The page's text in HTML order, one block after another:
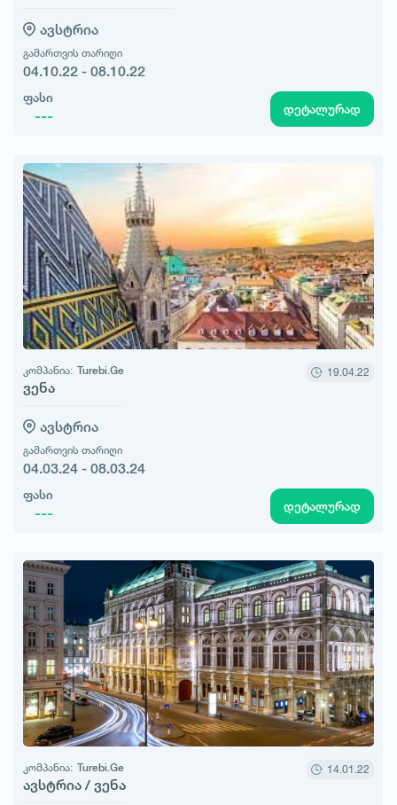
ავსტრია
გამართვის თარიღი
04.10.22 - 08.10.22
ფასი
--- დეტალურად
კომპანია: Turebi.Ge
ვენა
19.04.22
ავსტრია
გამართვის თარიღი
04.03.24 - 08.03.24
ფასი
--- დეტალურად
კომპანია: Turebi.Ge
ავსტრია / ვენა
14.01.22